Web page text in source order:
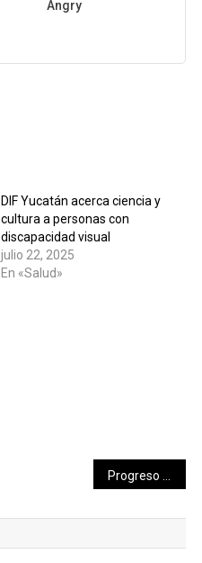
Angry
DIF Yucatán acerca ciencia y
cultura a personas con
discapacidad visual
julio 22, 2025
En «Salud»